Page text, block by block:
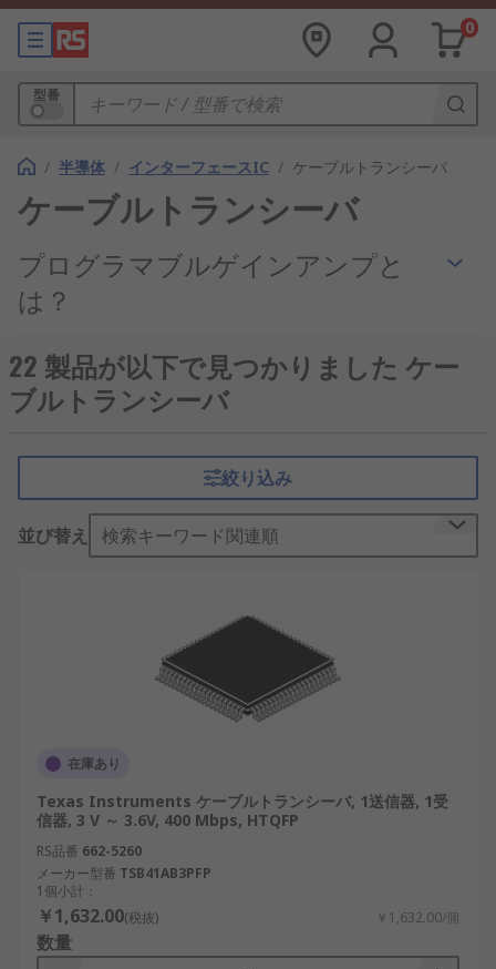
0
型番
/ 半導体 / インターフェースIC / ケーブルトランシーバ
ケーブルトランシーバ
プログラマブルゲインアンプと
は？
ケーブルトランシーバはラインドライバ
とラインレ
シーバが一体になった製品です。この製品は標準的
なRS-232あるいはRS-422、RS-485の通信に使用し
ルタイム性が重視される産業用ネットワークでは本
体と離れた地点からのデジタル入出力に現在におい
てもよく使われています。
RS-422およびRS-485はRS-232の後に登場した規格
補ない、最大通信速度は10Mbps、最大通信距離が
1200ｍとなっています。
22 製品が以下で見つかりました ケー
ブルトランシーバ
絞り込み
並び替え 検索キーワード関連順
在庫あり
Texas Instruments ケーブルトランシーバ, 1送信器, 1受
信器, 3 V ～ 3.6V, 400 Mbps, HTQFP
RS品番 662-5260
メーカー型番 TSB41AB3PFP
1個小計：
￥1,632.00(税抜) ￥1,632.00/個
数量